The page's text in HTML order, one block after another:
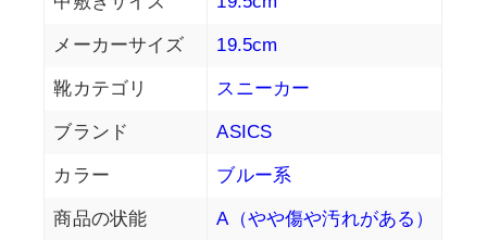
メーカーサイズ 19.5cm
靴カテゴリ スニーカー
ブランド ASICS
カラー ブルー系
商品の状能 A（やや傷や汚れがある）